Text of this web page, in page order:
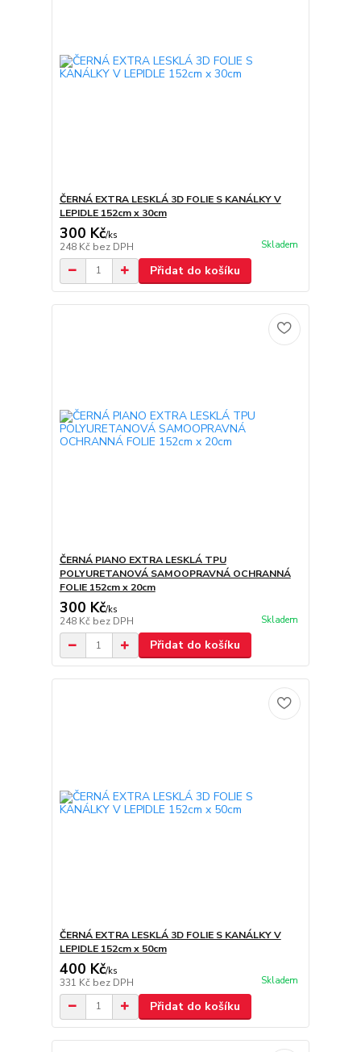
ČERNÁ EXTRA LESKLÁ 3D FOLIE S KANÁLKY V
LEPIDLE 152cm x 30cm
300 Kč/ks
248 Kč bez DPH Skladem
Přidat do košíku
ČERNÁ PIANO EXTRA LESKLÁ TPU
POLYURETANOVÁ SAMOOPRAVNÁ OCHRANNÁ
FOLIE 152cm x 20cm
300 Kč/ks
248 Kč bez DPH Skladem
Přidat do košíku
ČERNÁ EXTRA LESKLÁ 3D FOLIE S KANÁLKY V
LEPIDLE 152cm x 50cm
400 Kč/ks
331 Kč bez DPH Skladem
Přidat do košíku